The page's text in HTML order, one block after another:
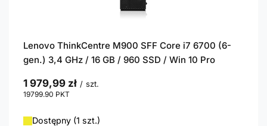
Lenovo ThinkCentre M900 SFF Core i7 6700 (6-
gen.) 3,4 GHz / 16 GB / 960 SSD / Win 10 Pro
1 979,99 zł / szt.
19799.90 PKT
Dostępny (1 szt.)